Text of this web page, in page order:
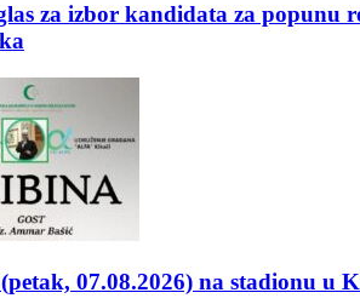
za izbor kandidata za popunu
(petak, 07.08.2026) na stadionu u